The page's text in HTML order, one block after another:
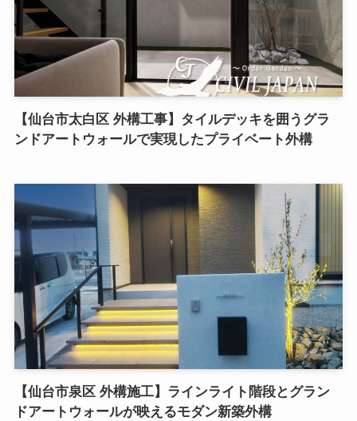
【仙台市太白区 外構工事】タイルデッキを囲うグラ
ンドアートウォールで実現したプライベート外構
【仙台市泉区 外構施工】ラインライト階段とグラン
ドアートウォールが映えるモダン新築外構